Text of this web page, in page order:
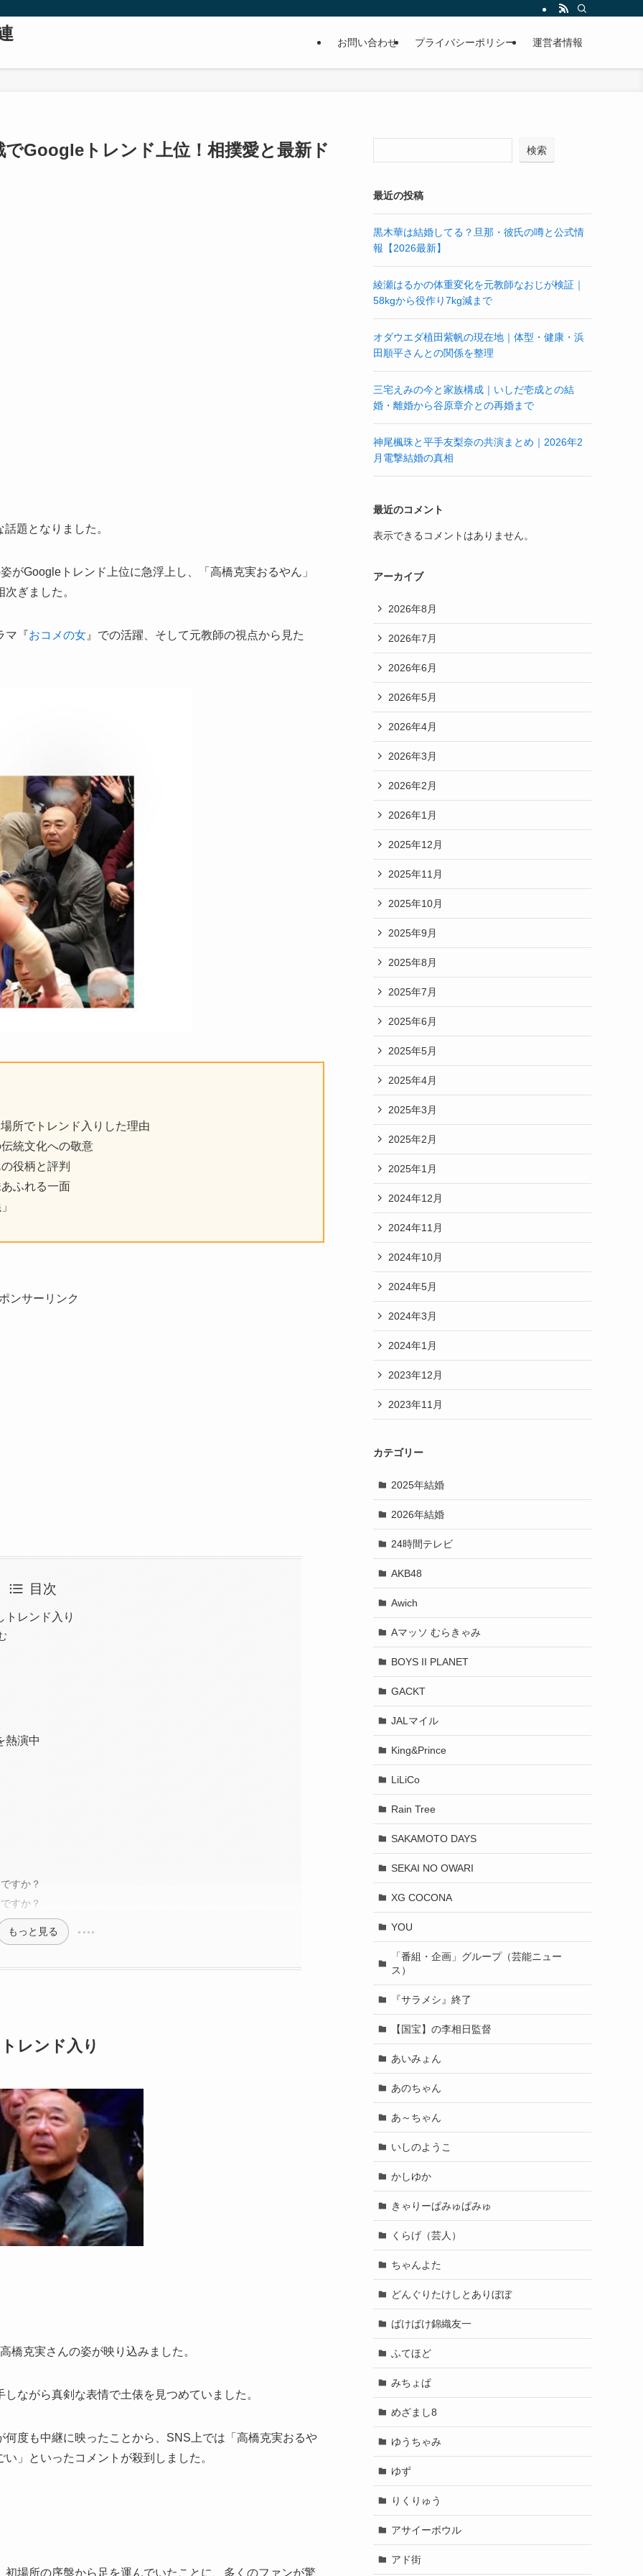
お問い合わせ プライバシーポリシー 運営者情報
Googleトレンド上位！相撲愛と最新ド
話題となりました。
がGoogleトレンド上位に急浮上し、「高橋克実おるやん」
ぎました。
マ『おコメの女 』での活躍、そして元教師の視点から見た
所でトレンド入りした理由
統文化への敬意
役柄と評判
ふれる一面
ンサーリンク
目次
トレンド入り
熱演中
すか？
すか？
もっと見る
レンド入り
橋克実さんの姿が映り込みました。
ながら真剣な表情で土俵を見つめていました。
度も中継に映ったことから、SNS上では「高橋克実おるや
い」といったコメントが殺到しました。
場所の序盤から足を運んでいたことに、多くのファンが驚
検索
最近の投稿
黒木華は結婚してる？旦那・彼氏の噂と公式情
報【2026最新】
綾瀬はるかの体重変化を元教師なおじが検証｜
58kgから役作り7kg減まで
オダウエダ植田紫帆の現在地｜体型・健康・浜
田順平さんとの関係を整理
三宅えみの今と家族構成｜いしだ壱成との結
婚・離婚から谷原章介との再婚まで
神尾楓珠と平手友梨奈の共演まとめ｜2026年2
月電撃結婚の真相
最近のコメント
表示できるコメントはありません。
アーカイブ
2026年8月
2026年7月
2026年6月
2026年5月
2026年4月
2026年3月
2026年2月
2026年1月
2025年12月
2025年11月
2025年10月
2025年9月
2025年8月
2025年7月
2025年6月
2025年5月
2025年4月
2025年3月
2025年2月
2025年1月
2024年12月
2024年11月
2024年10月
2024年5月
2024年3月
2024年1月
2023年12月
2023年11月
カテゴリー
2025年結婚
2026年結婚
24時間テレビ
AKB48
Awich
Aマッソ むらきゃみ
BOYS II PLANET
GACKT
JALマイル
King&Prince
LiLiCo
Rain Tree
SAKAMOTO DAYS
SEKAI NO OWARI
XG COCONA
YOU
「番組・企画」グループ（芸能ニュー
ス）
『サラメシ』終了
【国宝】の李相日監督
あいみょん
あのちゃん
あ～ちゃん
いしのようこ
かしゆか
きゃりーぱみゅぱみゅ
くらげ（芸人）
ちゃんよた
どんぐりたけしとありぼぼ
ばけばけ錦織友一
ふてほど
みちょぱ
めざまし8
ゆうちゃみ
ゆず
りくりゅう
アサイーボウル
アド街